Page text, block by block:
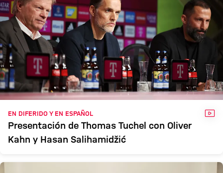
EN DIFERIDO Y EN ESPAÑOL
Presentación de Thomas Tuchel con Oliver
Kahn y Hasan Salihamidžić